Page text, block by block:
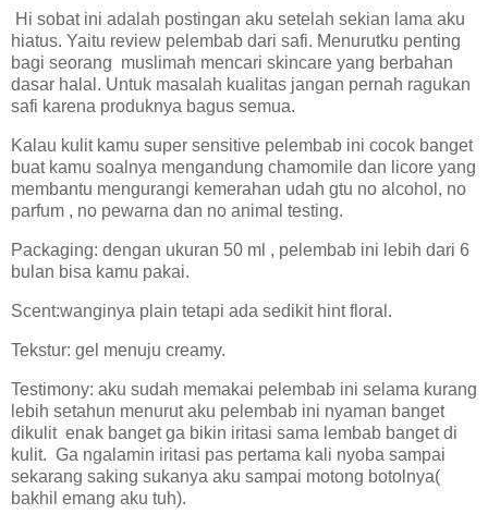
Hi sobat ini adalah postingan aku setelah sekian lama aku
hiatus. Yaitu review pelembab dari safi. Menurutku penting
bagi seorang muslimah mencari skincare yang berbahan
dasar halal. Untuk masalah kualitas jangan pernah ragukan
safi karena produknya bagus semua.
Kalau kulit kamu super sensitive pelembab ini cocok banget
buat kamu soalnya mengandung chamomile dan licore yang
membantu mengurangi kemerahan udah gtu no alcohol, no
parfum , no pewarna dan no animal testing.
Packaging: dengan ukuran 50 ml , pelembab ini lebih dari 6
bulan bisa kamu pakai.
Scent:wanginya plain tetapi ada sedikit hint floral.
Tekstur: gel menuju creamy.
Testimony: aku sudah memakai pelembab ini selama kurang
lebih setahun menurut aku pelembab ini nyaman banget
dikulit enak banget ga bikin iritasi sama lembab banget di
kulit. Ga ngalamin iritasi pas pertama kali nyoba sampai
sekarang saking sukanya aku sampai motong botolnya(
bakhil emang aku tuh).